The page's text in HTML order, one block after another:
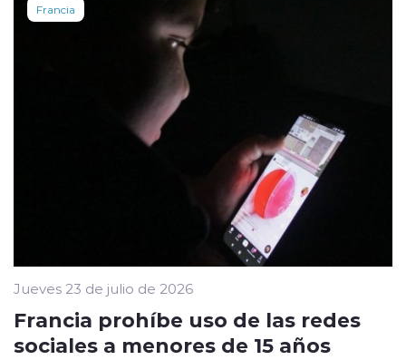
Francia
Jueves 23 de julio de 2026
Francia prohíbe uso de las redes
sociales a menores de 15 años